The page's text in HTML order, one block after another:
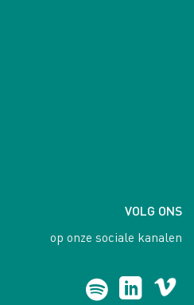
VOLG ONS
op onze sociale kanalen